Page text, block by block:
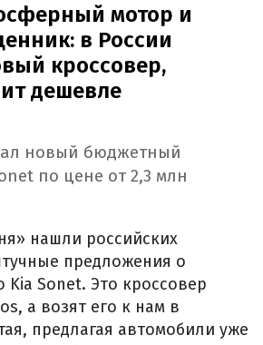
мотор и
в России
кроссовер,
дешевле
новый бюджетный
по цене от 2,3 млн
нашли российских
предложения о
Kia Sonet. Это кроссовер
а возят его к нам в
предлагая автомобили уже